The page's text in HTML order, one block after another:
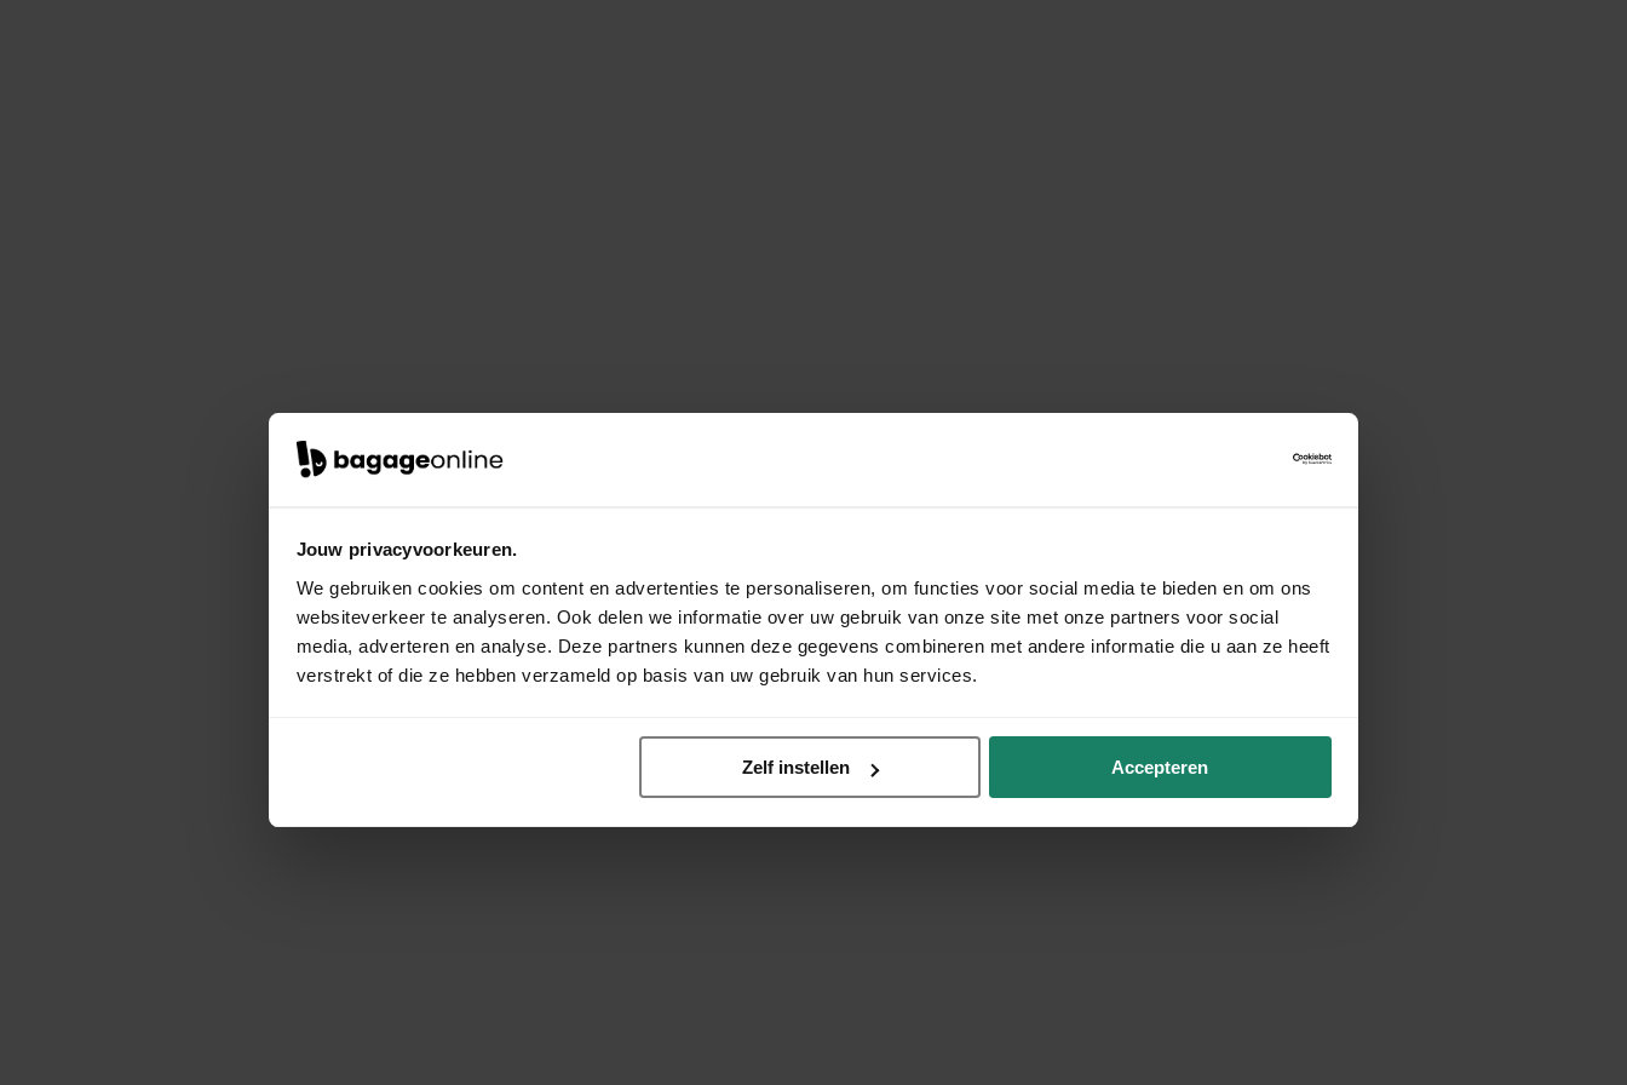
Jouw privacyvoorkeuren.
We gebruiken cookies om content en advertenties te personaliseren, om functies voor social media te bieden en om ons
websiteverkeer te analyseren. Ook delen we informatie over uw gebruik van onze site met onze partners voor social
media, adverteren en analyse. Deze partners kunnen deze gegevens combineren met andere informatie die u aan ze heeft
verstrekt of die ze hebben verzameld op basis van uw gebruik van hun services.
Zelf instellen Accepteren